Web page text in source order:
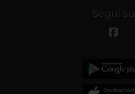
Segui su